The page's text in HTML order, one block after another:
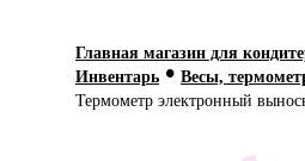
Главная магазин для
Инвентарь • Весы,
Термометр электронный